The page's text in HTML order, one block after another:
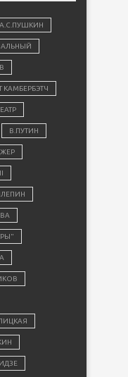
А.С.ПУШКИН
КАМБЕРБЭТЧ
В.ПУТИН